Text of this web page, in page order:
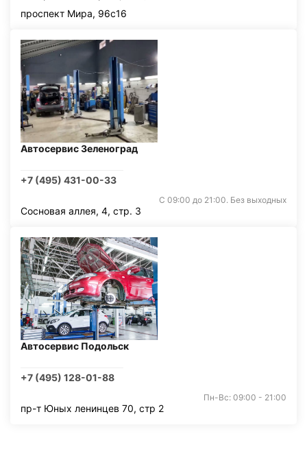
проспект Мира, 96с16
Автосервис Зеленоград
+7 (495) 431-00-33
С 09:00 до 21:00. Без выходных
Сосновая аллея, 4, стр. 3
Автосервис Подольск
+7 (495) 128-01-88
Пн-Вс: 09:00 - 21:00
пр-т Юных ленинцев 70, стр 2